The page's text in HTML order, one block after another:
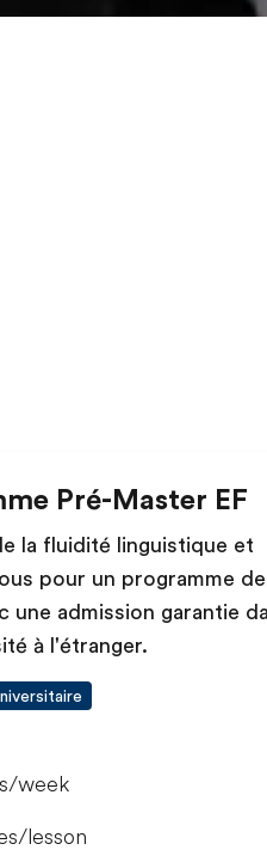
Pré-Master EF
la fluidité linguistique et
pour un programme de
une admission garantie
à l'étranger.
week
lesson